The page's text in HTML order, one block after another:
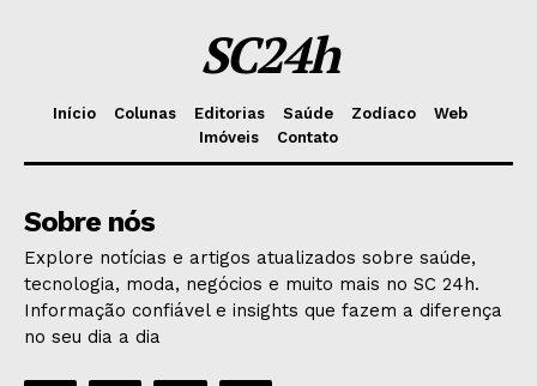
SC24h
Início Colunas Editorias Saúde Zodíaco
Web
Imóveis
Contato
Sobre nós
Explore notícias e artigos atualizados sobre saúde,
tecnologia, moda, negócios e muito mais no SC 24h.
Informação confiável e insights que fazem a diferença
no seu dia a dia